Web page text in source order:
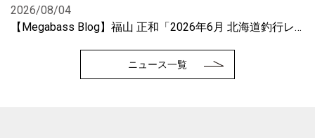
2026/08/04
【Megabass Blog】福山 正和「2026年6月 北海道釣行レポート」
ニュース一覧